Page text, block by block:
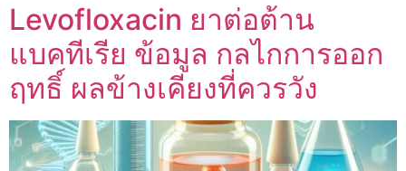
Levofloxacin ยาต่อต้าน
แบคทีเรีย ข้อมูล กลไกการออก
ฤทธิ์ ผลข้างเคียงที่ควรวัง